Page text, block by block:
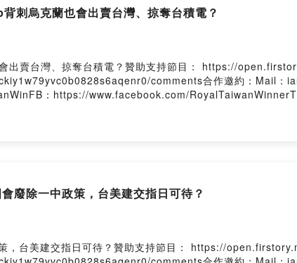
刺烏克蘭也會出賣台灣、掠奪台積電？
出賣台灣、掠奪台積電？贊助支持節目： https://
comments合作邀約：Mail：
：https://www.facebook.com/
廢除一中政策，台美建交指日可待？
，台美建交指日可待？贊助支持節目： https://